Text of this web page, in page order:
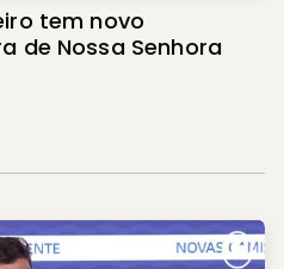
tem novo
de Nossa Senhora